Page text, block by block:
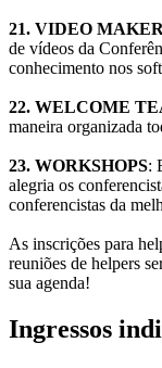
21. VIDEO MAKER
de vídeos da
conhecimento nos
22. WELCOME
maneira organizada
23. WORKSHOPS:
alegria os
conferencistas da
As inscrições para
reuniões de helpers
sua agenda!
Ingressos